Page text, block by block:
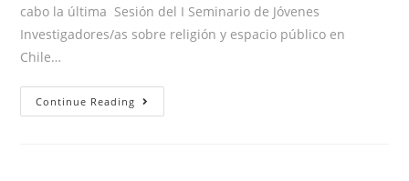
cabo la última Sesión del I Seminario de Jóvenes
Investigadores/as sobre religión y espacio público en
Chile…
Continue Reading